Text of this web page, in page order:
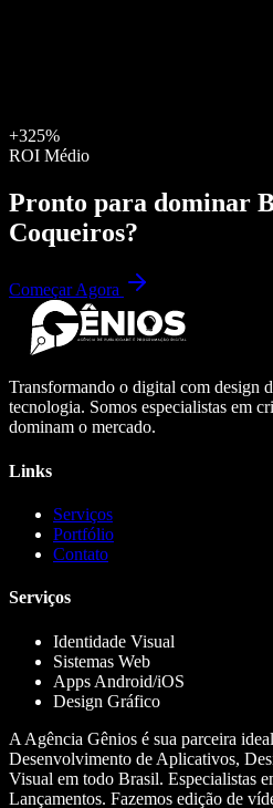
+325%
ROI Médio
Pronto para dominar
Coqueiros?
Começar Agora
Transformando o digital com design
tecnologia. Somos especialistas em
dominam o mercado.
Links
Serviços
Portfólio
Contato
Serviços
Identidade Visual
Sistemas Web
Apps Android/iOS
Design Gráfico
A Agência Gênios é sua parceira
Desenvolvimento de Aplicativos,
Visual em todo Brasil. Especialistas
Lançamentos. Fazemos edição de